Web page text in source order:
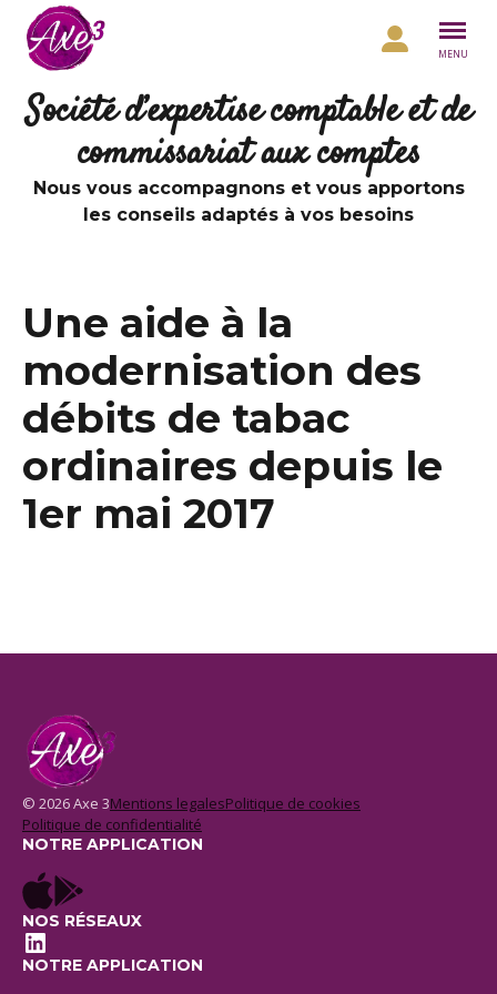
Aller au contenu
MENU
Société d’expertise comptable et de
commissariat aux comptes
Nous vous accompagnons et vous apportons
les conseils adaptés à vos besoins
Une aide à la
modernisation des
débits de tabac
ordinaires depuis le
1er mai 2017
© 2026 Axe 3Mentions legalesPolitique de cookies
Politique de confidentialité
NOTRE APPLICATION
NOS RÉSEAUX
LinkedIn
NOTRE APPLICATION